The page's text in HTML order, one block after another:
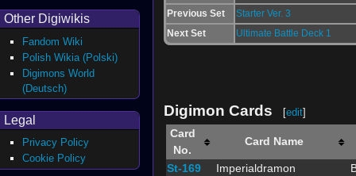
Previous Set
Starter Ver. 3
Next Set
Ultimate Battle Deck 1
Digimon Cards [edit]
Card
No.
Card Name
St-169 Imperialdramon
Other Digiwikis
Fandom Wiki
Polish Wikia (Polski)
Digimons World
(Deutsch)
Legal
Privacy Policy
Cookie Policy